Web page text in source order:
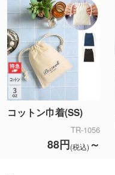
コットン巾着(SS)
TR-1056
88円(税込) ～